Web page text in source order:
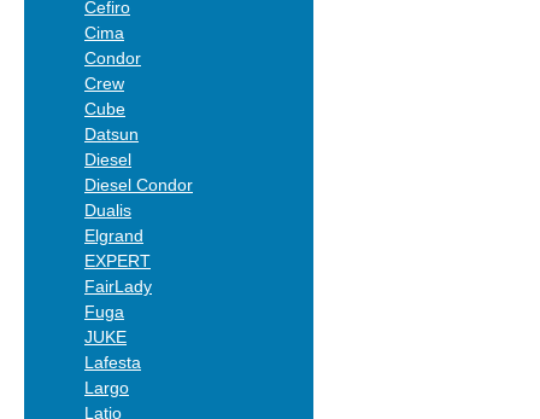
Cefiro
Cima
Condor
Crew
Cube
Datsun
Diesel
Diesel Condor
Dualis
Elgrand
EXPERT
FairLady
Fuga
JUKE
Lafesta
Largo
Latio